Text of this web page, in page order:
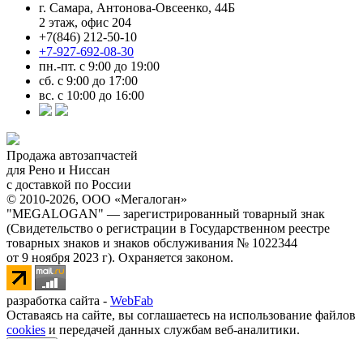
г. Самара, Антонова-Овсеенко, 44Б
2 этаж, офис 204
+7(846) 212-50-10
+7-927-692-08-30
пн.-пт. с 9:00 до 19:00
сб. с 9:00 до 17:00
вс. с 10:00 до 16:00
Продажа автозапчастей
для Рено и Ниссан
с доставкой по России
© 2010-2026, ООО «Мегалоган»
"MEGALOGAN" — зарегистрированный товарный знак
(Свидетельство о регистрации в Государственном реестре
товарных знаков и знаков обслуживания № 1022344
от 9 ноября 2023 г). Охраняется законом.
разработка сайта - WebFab
Оставаясь на сайте, вы соглашаетесь на использование файлов
cookies и передачей данных службам веб-аналитики.